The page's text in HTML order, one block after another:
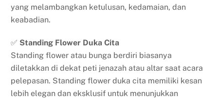
yang melambangkan ketulusan, kedamaian, dan
keabadian.
✅ Standing Flower Duka Cita
Standing flower atau bunga berdiri biasanya
diletakkan di dekat peti jenazah atau altar saat acara
pelepasan. Standing flower duka cita memiliki kesan
lebih elegan dan eksklusif untuk menunjukkan